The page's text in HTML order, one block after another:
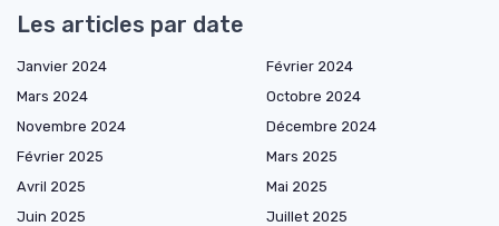
Les articles par date
Janvier 2024
Février 2024
Mars 2024
Octobre 2024
Novembre 2024
Décembre 2024
Février 2025
Mars 2025
Avril 2025
Mai 2025
Juin 2025
Juillet 2025